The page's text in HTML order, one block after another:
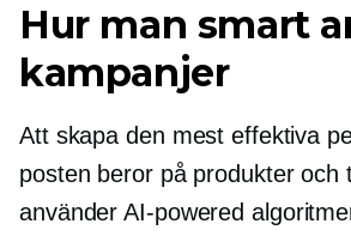
Hur man smart
kampanjer
Att skapa den mest effektiva
posten beror på produkter och
använderAI-powered